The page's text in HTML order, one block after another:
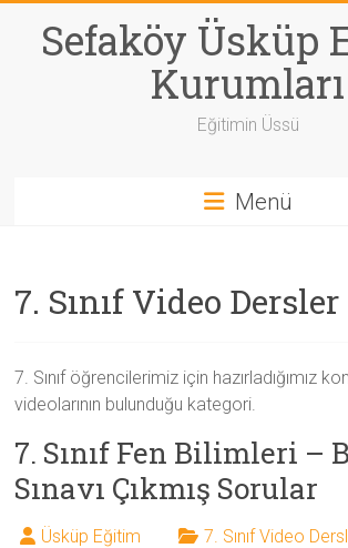
contentSefaköy Üsküp
Kurumları
Eğitimin Üssü
Menü
7. Sınıf Video Dersler
7. Sınıf öğrencilerimiz için hazırladığımız
videolarının bulunduğu kategori.
7. Sınıf Fen Bilimleri –
Sınavı Çıkmış Sorular
Üsküp Eğitim 7. Sınıf Video